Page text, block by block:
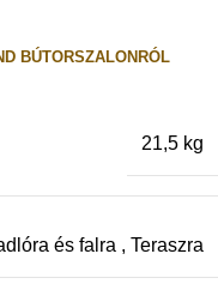
BÚTORSZALONRÓL
21,5 kg
és falra , Teraszra